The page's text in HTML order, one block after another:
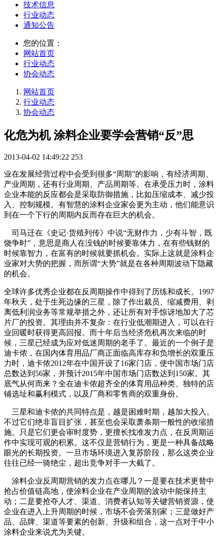
技术信息
行业动态
通知公告
您的位置：
网站首页
行业动态
协会动态
网站首页
行业动态
协会动态
化危为机 涂料企业要学会营销“反”思
2013-04-02 14:49:22 253
业在发展经营过程中会受到很多“周期”的影响，有经济周期、
产业周期，还有行业周期、产品周期等。在承受压力时，涂料
企业本能的反应都会是采取防御措施，比如压缩成本、减少投
入、控制规模。有智慧的涂料企业家会更为主动，他们能意识
到在一个下行的周期内反而存在巨大的机会。
司马迁在《史记·货殖列传》中说“无财作力，少有斗智，既
饶争时”，意思是商人在没钱的时候要靠体力，在有些钱财的
时候靠智力，在富有的时候就要抓机会。实际上这就是涂料企
业家对大势的把握，而所谓“大势”就是在各种周期波动下隐藏
的机会。
全球许多优秀企业都在反周期操作中得到了历练和成长。1997
年秋天，处于生死边缘的三星，除了作出裁员、缩减费用、剥
离低利润业务等常规举措之外，还让所有对手惊讶地加大了芯
片厂的投资。其理由并不复杂：在行业低潮期进入，可以在行
业回暖时获得更高回报。而十年后当经济危机再次来临的时
候，三星已经成为应对低迷周期的老手了。最近的一个例子是
迪卡侬，在国内体育用品厂商正面临高库存和负增长的双重压
力时，迪卡侬2012年在中国开设了16家门店，使中国市场门店
总数达到56家，并预计2015年中国市场门店数达到150家。其
底气从何而来？全在迪卡侬超齐全的体育用品种类、独特的店
铺选址和赢利模式，以及厂商和零售商的双重身份。
三星和迪卡侬的共同特点是，越是困难时期，越加大投入。
不过它们绝非盲目扩张，甚至也会采取萧条期一般性的收缩措
施。只是它们更会审时度势，更擅长找准发力点，在反周期运
作中实现可观的积累。这不仅是营销行为，更是一种具备战略
眼光的长期投资。一旦市场环境进入复苏阶段，那么这类企业
往往已经一骑绝尘，超出竞争对手一大截了。
涂料企业反周期营销的发力点在哪儿？一是要在技术更替中
抢占价值链高地，使涂料企业在产业周期的波动中能保持主
动；二是要抢夺人才、渠道、消费者认知等关键营销资源，使
企业在进入上升周期的时候，市场不会旁落别家；三是做好产
品、品牌、渠道等要素的创新、升级和组合，这一点对于中小
涂料企业来说尤为关键。